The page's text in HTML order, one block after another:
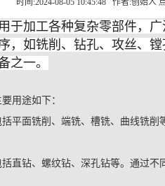
时间:2024-08-05 10:45:48 作者:创始人
于加工各种复杂零部件，
，如铣削、钻孔、攻丝、
之一。
用途如下：
平面铣削、端铣、槽铣、曲线铣
直钻、螺纹钻、深孔钻等。通过